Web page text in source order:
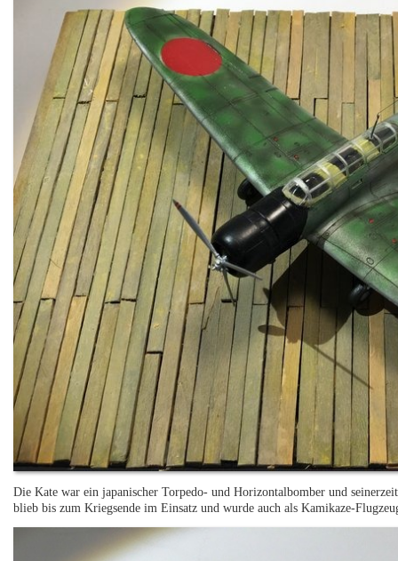
Die Kate war ein japanischer Torpedo- und Horizontalbomber und
blieb bis zum Kriegsende im Einsatz und wurde auch als Kamikaze-